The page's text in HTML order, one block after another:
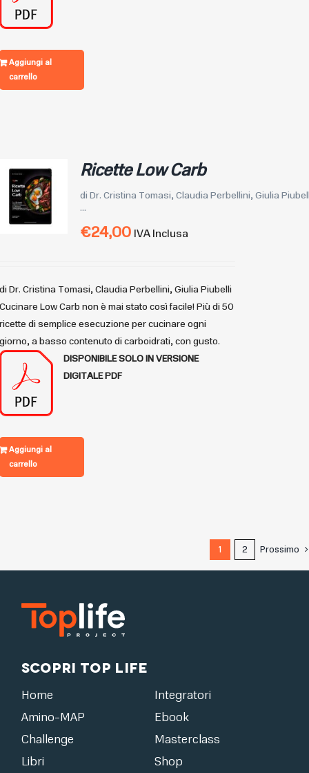
Aggiungi al
carrello
Ricette Low Carb
di Dr. Cristina Tomasi, Claudia Perbellini, Giulia
...
€24,00 IVA Inclusa
di Dr. Cristina Tomasi, Claudia Perbellini, Giulia Piubelli
Cucinare Low Carb non è mai stato così facile! Più di 50
ricette di semplice esecuzione per cucinare ogni
giorno, a basso contenuto di carboidrati, con gusto.
DISPONIBILESOLO IN VERSIONE
DIGITALE PDF
Aggiungi al
carrello
1 2 Prossimo
Scopri Top Life
Home
Integratori
Amino-MAP
Ebook
Challenge
Masterclass
Libri
Shop